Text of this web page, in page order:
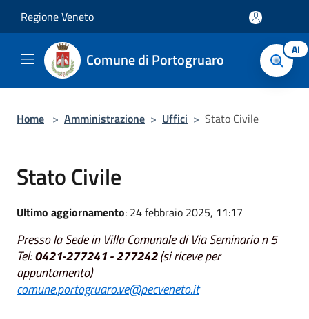
Regione Veneto
Comune di Portogruaro AI
Home > Amministrazione > Uffici > Stato Civile
Stato Civile
Ultimo aggiornamento: 24 febbraio 2025, 11:17
Presso la Sede in Villa Comunale di Via Seminario n 5
Tel:0421-277241 - 277242(si riceve per
appuntamento)
comune.portogruaro.ve@pecveneto.it